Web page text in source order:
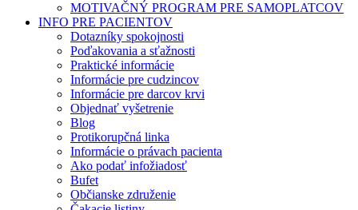
MOTIVAČNÝ PROGRAM PRE SAMOPLATCOV
INFO PRE PACIENTOV
Dotazníky spokojnosti
Poďakovania a sťažnosti
Praktické informácie
Informácie pre cudzincov
Informácie pre darcov krvi
Objednať vyšetrenie
Blog
Protikorupčná linka
Informácie o právach pacienta
Ako podať infožiadosť
Bufet
Občianske združenie